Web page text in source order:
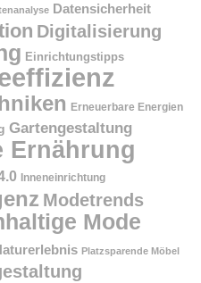
Datensicherheit
Digitalisierung
Einrichtungstipps
Erneuerbare Energien
Gartengestaltung
Ernährung
Inneneinrichtung
Modetrends
Mode
Platzsparende Möbel